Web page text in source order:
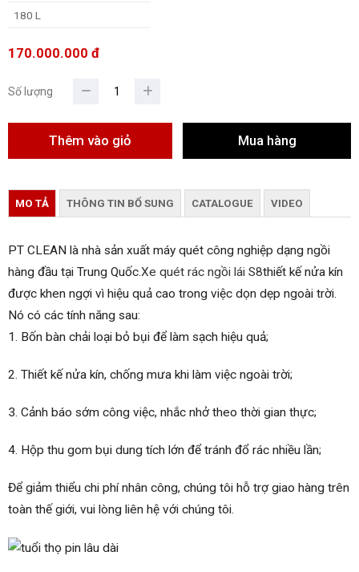
180 L
170.000.000 đ
Số lượng
MO TẢ THÔNG TIN BỔ SUNG CATALOGUE VIDEO
PT CLEAN là nhà sản xuất máy quét công nghiệp dạng ngồi
hàng đầu tại Trung Quốc.Xe quét rác ngồi lái S8thiết kế nửa kín
được khen ngợi vì hiệu quả cao trong việc dọn dẹp ngoài trời.
Nó có các tính năng sau:
1. Bốn bàn chải loại bỏ bụi để làm sạch hiệu quả;
2. Thiết kế nửa kín, chống mưa khi làm việc ngoài trời;
3. Cảnh báo sớm công việc, nhắc nhở theo thời gian thực;
4. Hộp thu gom bụi dung tích lớn để tránh đổ rác nhiều lần;
Để giảm thiểu chi phí nhân công, chúng tôi hỗ trợ giao hàng trên
toàn thế giới, vui lòng liên hệ với chúng tôi.